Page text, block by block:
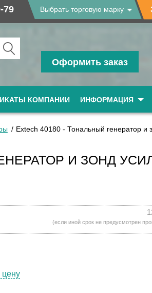
79 Выбрать торговую марку
Оформить заказ
КОМПАНИИ ИНФОРМАЦИЯ
Extech 40180 - Тональный генератор и
И ЗОНД
(если иной срок не предусмотрен
цену